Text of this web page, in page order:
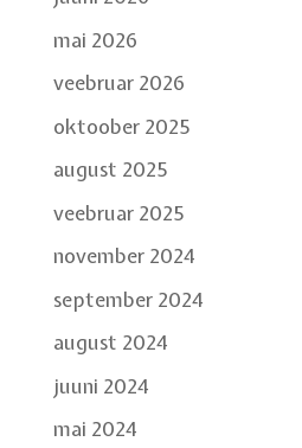
mai 2026
veebruar 2026
oktoober 2025
august 2025
veebruar 2025
november 2024
september 2024
august 2024
juuni 2024
mai 2024